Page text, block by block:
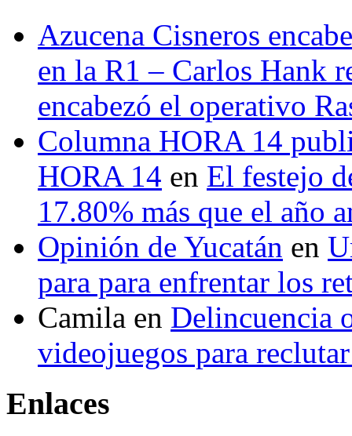
Azucena Cisneros
en la R1 – Carlos Hank
encabezó el operativo
Columna HORA 14
HORA 14 en El festejo
17.80% más que el año
Opinión de Yucatán en
para para enfrentar los
Camila en Delincuencia
videojuegos para
Enlaces